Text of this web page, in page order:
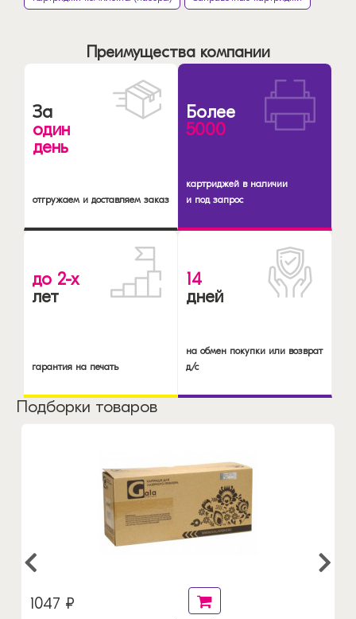
Преимущества компании
За
один
день
отгружаем и доставляем заказ
Более
5000
картриджей в наличии
и под запрос
до 2-х
лет
гарантия на печать
14
дней
на обмен покупки или возврат
д/с
Подборки товаров
1047 ₽